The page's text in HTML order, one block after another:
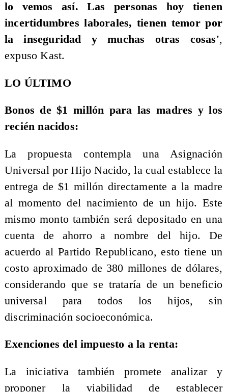
lo vemos así. Las personas hoy tienen
incertidumbres laborales, tienen temor por
la inseguridad y muchas otras cosas',
expuso Kast.
LO ÚLTIMO
Bonos de $1 millón para las madres y los
recién nacidos:
La propuesta contempla una Asignación
Universal por Hijo Nacido, la cual establece la
entrega de $1 millón directamente a la madre
al momento del nacimiento de un hijo. Este
mismo monto también será depositado en una
cuenta de ahorro a nombre del hijo. De
acuerdo al Partido Republicano, esto tiene un
costo aproximado de 380 millones de dólares,
considerando que se trataría de un beneficio
universal para todos los hijos, sin
discriminación socioeconómica.
Exenciones del impuesto a la renta:
La iniciativa también promete analizar y
proponer la viabilidad de establecer